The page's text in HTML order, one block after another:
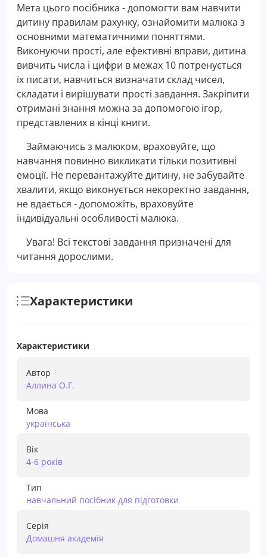
Мета цього посібника - допомогти вам навчити
дитину правилам рахунку, ознайомити малюка з
основними математичними поняттями.
Виконуючи прості, але ефективні вправи, дитина
вивчить числа і цифри в межах 10 потренується
їх писати, навчиться визначати склад чисел,
складати і вирішувати прості завдання. Закріпити
отримані знання можна за допомогою ігор,
представлених в кінці книги.
Займаючись з малюком, враховуйте, що
навчання повинно викликати тільки позитивні
емоції. Не перевантажуйте дитину, не забувайте
хвалити, якщо виконується некоректно завдання,
не вдається - допоможіть, враховуйте
індивідуальні особливості малюка.
Увага! Всі текстові завдання призначені для
читання дорослими.
Характеристики
Характеристики
Автор
Аллина О.Г.
Мова
українська
Вік
4-6 років
Тип
навчальний посібник для підготовки
Серія
Домашня академія